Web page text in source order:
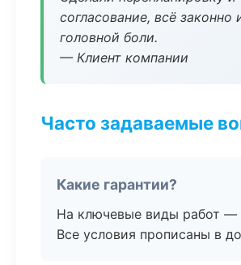
согласование, всё законно
головной боли.
— Клиент компании
Часто задаваемые
Какие гарантии?
На ключевые виды работ —
Все условия прописаны в